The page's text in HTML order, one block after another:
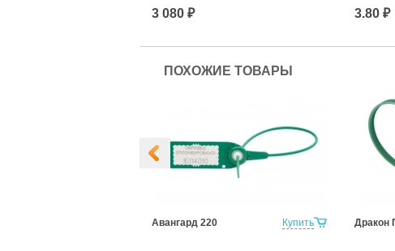
3 080 ₽ 3.80 ₽
ПОХОЖИЕ ТОВАРЫ
Купить
Авангард 220 Дракон